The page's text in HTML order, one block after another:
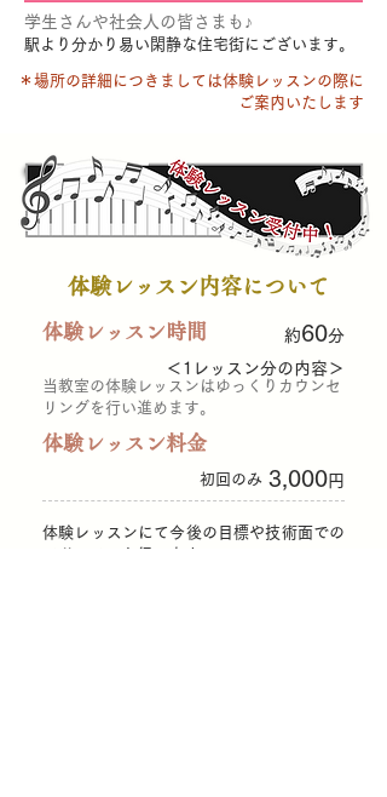
​学生さんや社会人の皆さまも♪
​駅より分かり易い閑静な住宅街にございます。
​＊場所の詳細につきましては体験レッスンの際に
ご案内いたします
体験レッスン内容について
​体験レッスン時間 約60分
＜1レッスン分の内容＞
当教室の体験レッスンはゆっくりカウンセ
リングを行い進めます。
​体験レッスン料金
3,000円
初回のみ
体験レッスンにて今後の目標や技術面での
アドバイスを行います。